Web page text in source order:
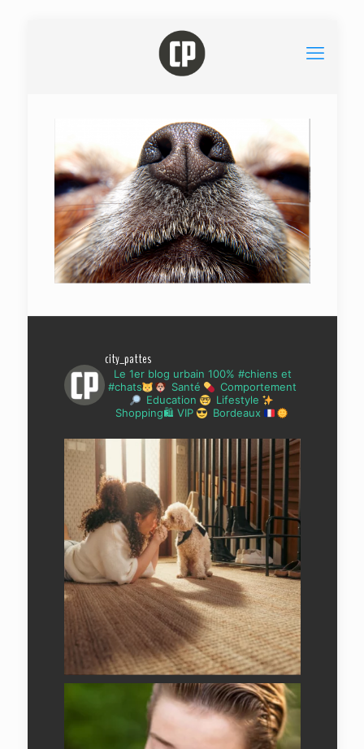
city_pattes
Le 1er blog urbain 100% #chiens et
#chats
Santé
Comportement
Education
Lifestyle
Shopping🛍 VIP
Bordeaux